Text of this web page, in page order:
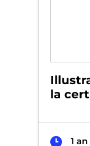
la
1 an